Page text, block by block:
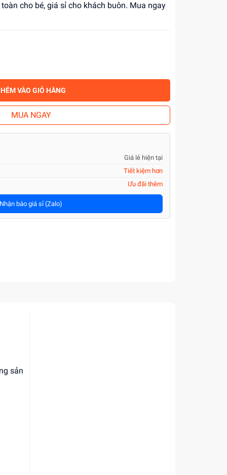
cho bé, giá sỉ cho khách buôn. Mua ngay
VÀO GIỎ HÀNG
MUA NGAY
Giá lẻ hiện tại
Tiết kiệm hơn
Ưu đãi thêm
Nhận báo giá sỉ (Zalo)
sản